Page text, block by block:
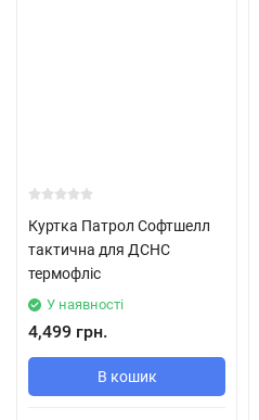
Куртка Патрол Софтшелл
тактична для ДСНС
термофліс
У наявності
4,499 грн.
В кошик